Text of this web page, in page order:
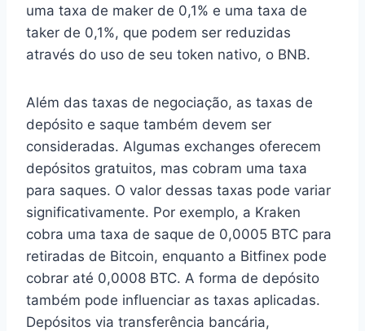
uma taxa de maker de 0,1% e uma taxa de
taker de 0,1%, que podem ser reduzidas
através do uso de seu token nativo, o BNB.
Além das taxas de negociação, as taxas de
depósito e saque também devem ser
consideradas. Algumas exchanges oferecem
depósitos gratuitos, mas cobram uma taxa
para saques. O valor dessas taxas pode variar
significativamente. Por exemplo, a Kraken
cobra uma taxa de saque de 0,0005 BTC para
retiradas de Bitcoin, enquanto a Bitfinex pode
cobrar até 0,0008 BTC. A forma de depósito
também pode influenciar as taxas aplicadas.
Depósitos via transferência bancária,